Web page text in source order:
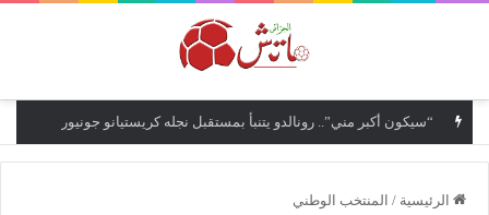
“سيكون أكبر مني”.. رونالدو يتنبأ بمستقبل نجله كريستيانو جونيور
الرئيسية / المنتخب الوطني